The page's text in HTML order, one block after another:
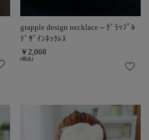
grapple design necklace～ｸﾞﾗｯﾌﾟﾙ
ﾃﾞｻﾞｲﾝﾈｯｸﾚｽ
￥2,068
(税込)